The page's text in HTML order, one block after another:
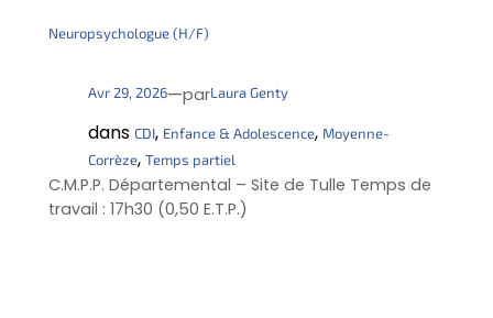
Neuropsychologue (H/F)
Avr 29, 2026—parLaura Genty
dans CDI, Enfance & Adolescence, Moyenne-
Corrèze, Temps partiel
C.M.P.P. Départemental – Site de Tulle Temps de
travail : 17h30 (0,50 E.T.P.)